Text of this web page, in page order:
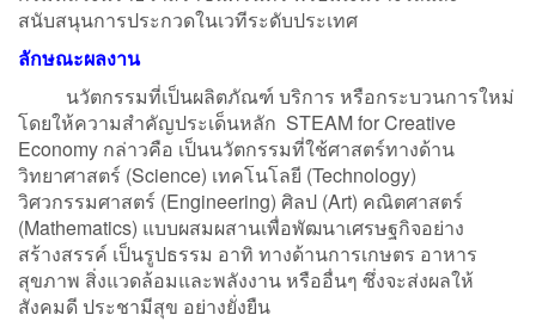
สนับสนุนการประกวดในเวทีระดับประเทศ
ลักษณะผลงาน
นวัตกรรมที่เป็นผลิตภัณฑ์ บริการ หรือกระบวนการใหม่
โดยให้ความสำคัญประเด็นหลัก STEAM for Creative
Economy กล่าวคือ เป็นนวัตกรรมที่ใช้ศาสตร์ทางด้าน
วิทยาศาสตร์ (Science) เทคโนโลยี (Technology)
วิศวกรรมศาสตร์ (Engineering) ศิลป (Art) คณิตศาสตร์
(Mathematics) แบบผสมผสานเพื่อพัฒนาเศรษฐกิจอย่าง
สร้างสรรค์ เป็นรูปธรรม อาทิ ทางด้านการเกษตร อาหาร
สุขภาพ สิ่งแวดล้อมและพลังงาน หรืออื่นๆ ซึ่งจะส่งผลให้
สังคมดี ประชามีสุข อย่างยั่งยืน